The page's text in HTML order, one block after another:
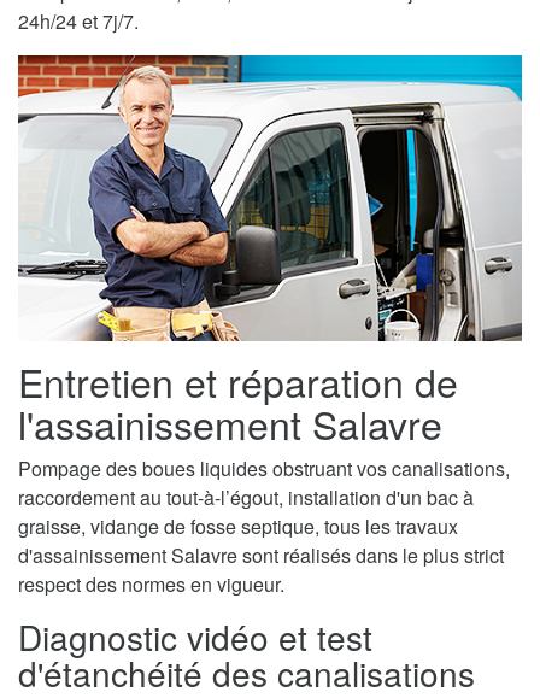
24h/24 et 7j/7.
Entretien et réparation de
l'assainissement Salavre
Pompage des boues liquides obstruant vos canalisations,
raccordement au tout-à-l’égout, installation d'un bac à
graisse, vidange de fosse septique, tous les travaux
d'assainissement Salavre sont réalisés dans le plus strict
respect des normes en vigueur.
Diagnostic vidéo et test
d'étanchéité des canalisations